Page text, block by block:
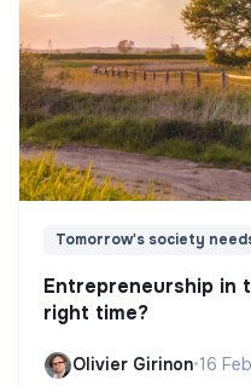
Did not yet add a
Tomorrow's society
Entrepreneurship in
right time?
Olivier Girinon•16